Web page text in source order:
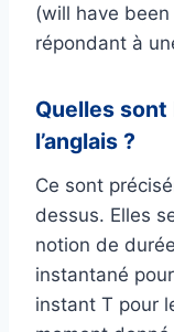
(will have
répondant à
Quelles
l’anglais ?
Ce sont
dessus. Elles
notion de
instantané
instant T pour